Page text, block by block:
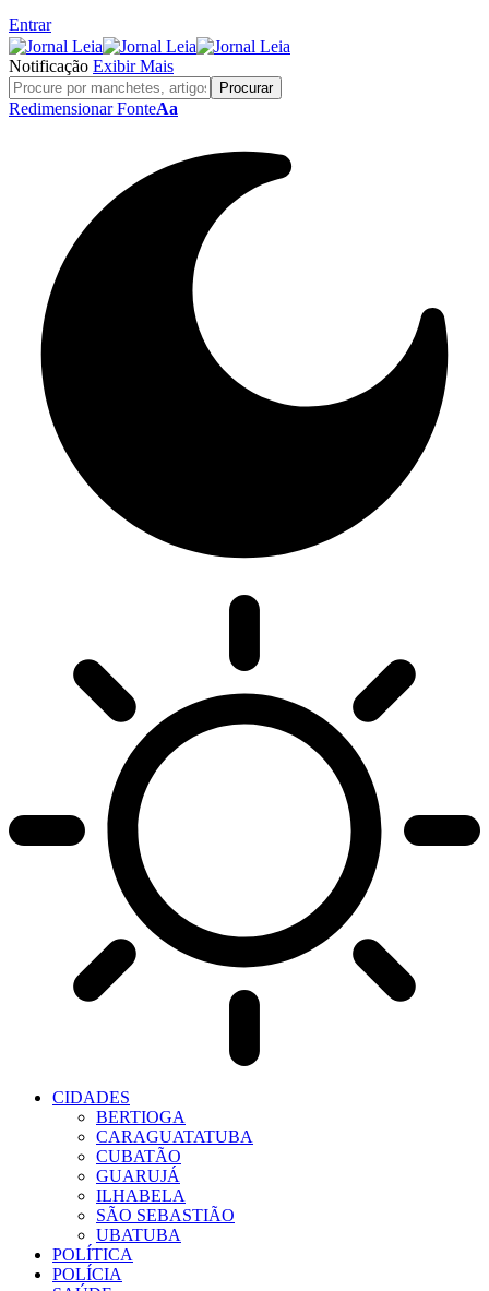
Entrar
Notificação Exibir Mais
Redimensionar FonteAa
CIDADES
BERTIOGA
CARAGUATATUBA
CUBATÃO
GUARUJÁ
ILHABELA
SÃO SEBASTIÃO
UBATUBA
POLÍTICA
POLÍCIA